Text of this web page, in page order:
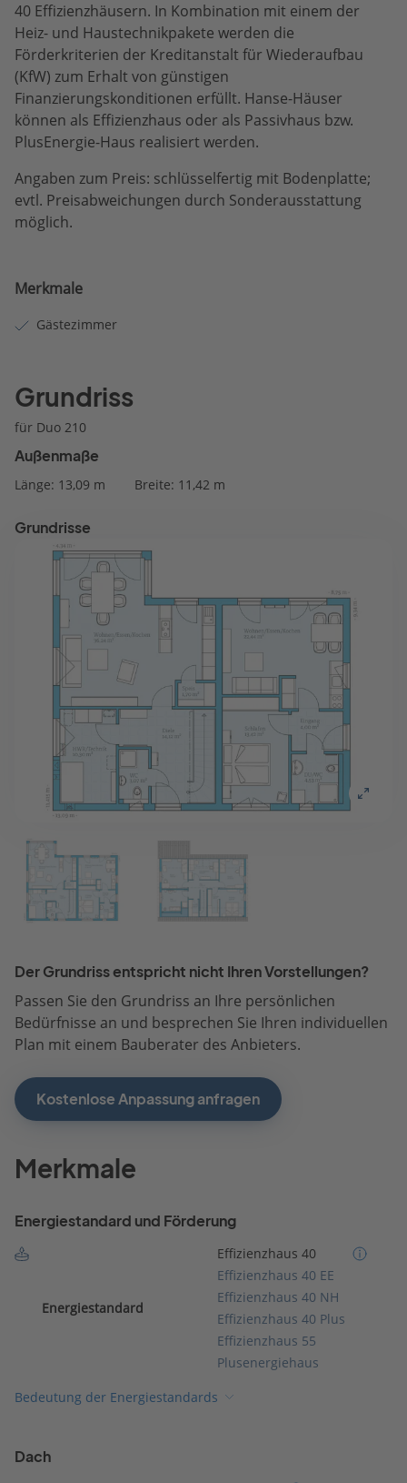
40 Effizienzhäusern. In Kombination mit einem der
Heiz- und Haustechnikpakete werden die
Förderkriterien der Kreditanstalt für Wiederaufbau
(KfW) zum Erhalt von günstigen
Finanzierungskonditionen erfüllt. Hanse-Häuser
können als Effizienzhaus oder als Passivhaus bzw.
PlusEnergie-Haus realisiert werden.
Angaben zum Preis: schlüsselfertig mit Bodenplatte;
evtl. Preisabweichungen durch Sonderausstattung
möglich.
Merkmale
Gästezimmer
Grundriss
für Duo 210
Außenmaße
Länge: 13,09 m Breite: 11,42 m
Grundrisse
Der Grundriss entspricht nicht Ihren Vorstellungen?
Passen Sie den Grundriss an Ihre persönlichen
Bedürfnisse an und besprechen Sie Ihren individuellen
Plan mit einem Bauberater des Anbieters.
Kostenlose Anpassung anfragen
Merkmale
Energiestandard und Förderung
Energiestandard
Effizienzhaus 40
Effizienzhaus 40 EE
Effizienzhaus 40 NH
Effizienzhaus 40 Plus
Effizienzhaus 55
Plusenergiehaus
Bedeutung der Energiestandards
Dach